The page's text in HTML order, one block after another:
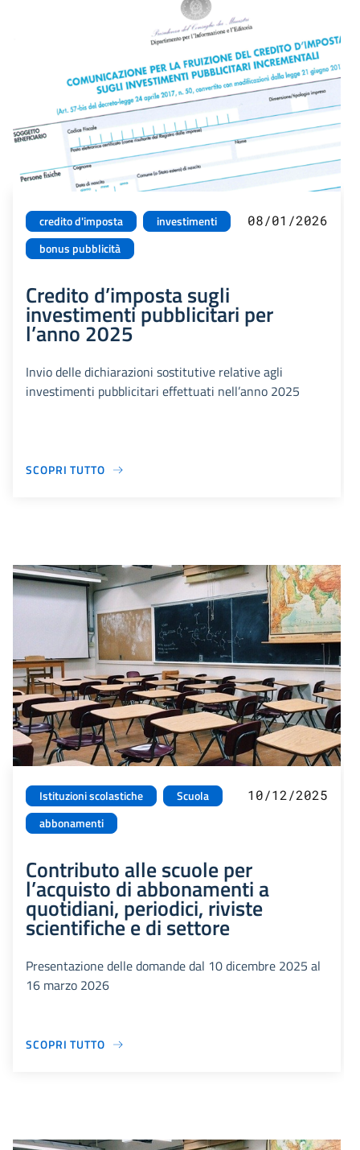
credito d'imposta
investimenti
bonus pubblicità
08/01/2026
Credito d’imposta sugli
investimenti pubblicitari per
l’anno 2025
Invio delle dichiarazioni sostitutive relative agli
investimenti pubblicitari effettuati nell’anno 2025
SCOPRI TUTTO
Istituzioni scolastiche
Scuola
abbonamenti
10/12/2025
Contributo alle scuole per
l’acquisto di abbonamenti a
quotidiani, periodici, riviste
scientifiche e di settore
Presentazione delle domande dal 10 dicembre 2025 al
16 marzo 2026
SCOPRI TUTTO